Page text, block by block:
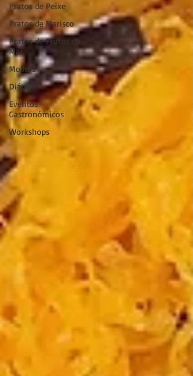
Pratos de Peixe
Pratos de Marisco
Pratos de Frutos do
Mar
Molhos
Diário
Eventos
Gastronómicos
Workshops